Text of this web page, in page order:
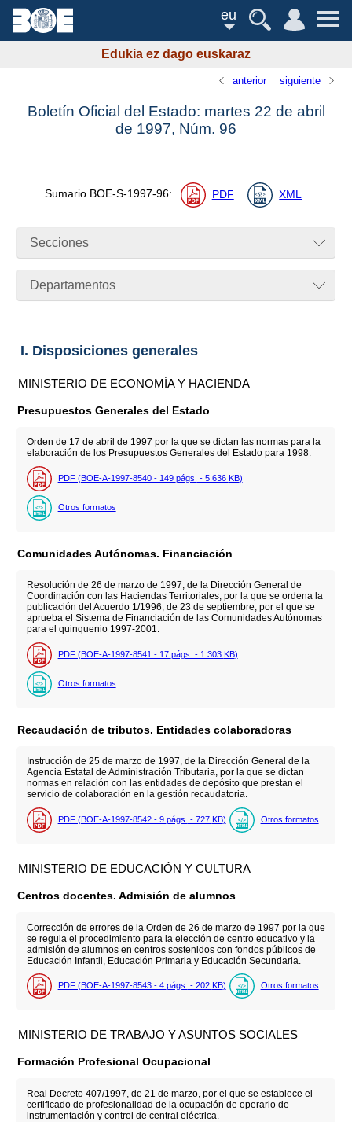
eu
Edukia ez dago euskaraz
anterior siguiente
Boletín Oficial del Estado: martes 22 de abril
de 1997, Núm. 96
Sumario BOE-S-1997-96: PDF XML
Secciones
Departamentos
I. Disposiciones generales
MINISTERIO DE ECONOMÍA Y HACIENDA
Presupuestos Generales del Estado
Orden de 17 de abril de 1997 por la que se dictan las normas para la
elaboración de los Presupuestos Generales del Estado para 1998.
PDF (BOE-A-1997-8540 - 149 págs. - 5.636 KB)
Otros formatos
Comunidades Autónomas. Financiación
Resolución de 26 de marzo de 1997, de la Dirección General de
Coordinación con las Haciendas Territoriales, por la que se ordena la
publicación del Acuerdo 1/1996, de 23 de septiembre, por el que se
aprueba el Sistema de Financiación de las Comunidades Autónomas
para el quinquenio 1997-2001.
PDF (BOE-A-1997-8541 - 17 págs. - 1.303 KB)
Otros formatos
Recaudación de tributos. Entidades colaboradoras
Instrucción de 25 de marzo de 1997, de la Dirección General de la
Agencia Estatal de Administración Tributaria, por la que se dictan
normas en relación con las entidades de depósito que prestan el
servicio de colaboración en la gestión recaudatoria.
PDF (BOE-A-1997-8542 - 9 págs. - 727 KB) Otros formatos
MINISTERIO DE EDUCACIÓN Y CULTURA
Centros docentes. Admisión de alumnos
Corrección de errores de la Orden de 26 de marzo de 1997 por la que
se regula el procedimiento para la elección de centro educativo y la
admisión de alumnos en centros sostenidos con fondos públicos de
Educación Infantil, Educación Primaria y Educación Secundaria.
PDF (BOE-A-1997-8543 - 4 págs. - 202 KB) Otros formatos
MINISTERIO DE TRABAJO Y ASUNTOS SOCIALES
Formación Profesional Ocupacional
Real Decreto 407/1997, de 21 de marzo, por el que se establece el
certificado de profesionalidad de la ocupación de operario de
instrumentación y control de central eléctrica.